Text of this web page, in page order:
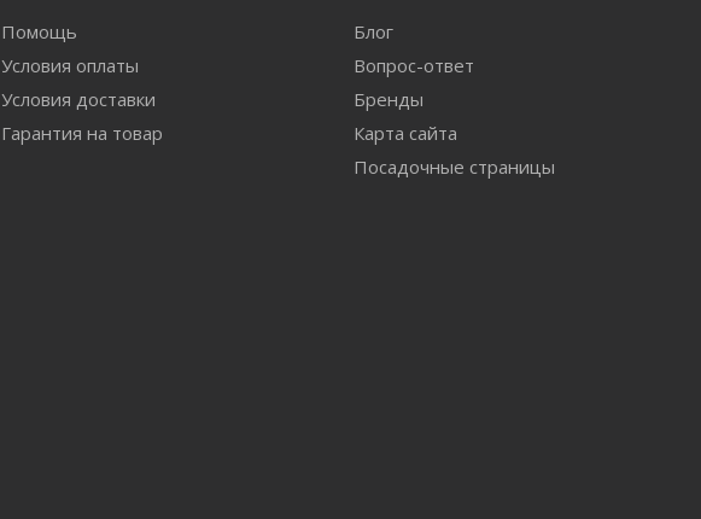
Помощь
Условия оплаты
Условия доставки
Гарантия на товар
Блог
Вопрос-ответ
Бренды
Карта сайта
Посадочные страницы